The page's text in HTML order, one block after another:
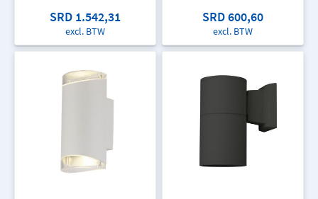
SRD 1.542,31
excl. BTW
SRD 600,60
excl. BTW